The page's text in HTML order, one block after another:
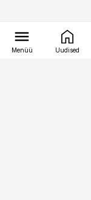
Menüü Uudised